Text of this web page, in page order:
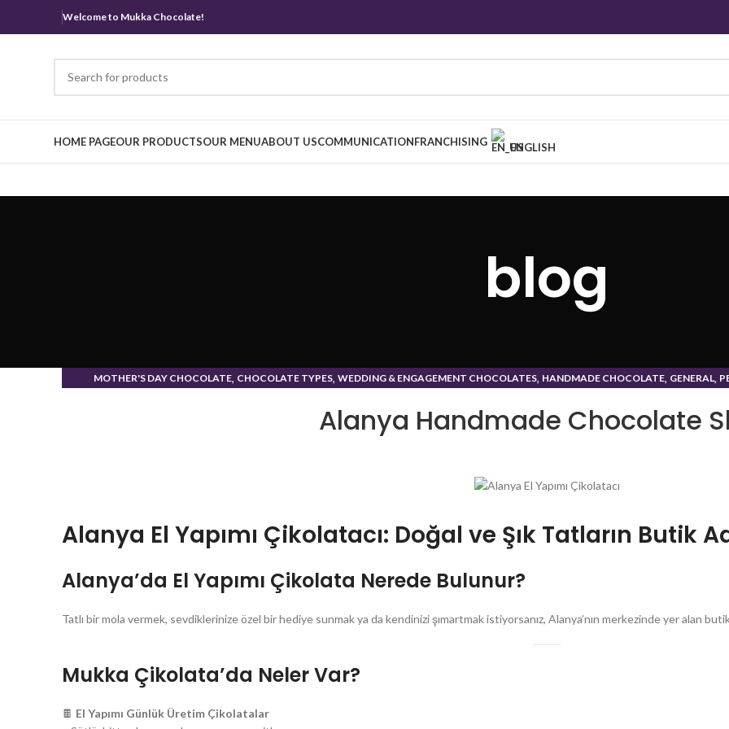
Welcome to Mukka Chocolate!
HOME PAGEOUR PRODUCTSOUR MENUABOUT USCOMMUNICATIONFRANCHISING ENGLISH
blog
MOTHER'S DAY CHOCOLATE, CHOCOLATE TYPES, WEDDING & ENGAGEMENT CHOCOLATES, HANDMADE CHOCOLATE, GENERAL,
Alanya Handmade Chocolate
Alanya El Yapımı Çikolatacı: Doğal ve Şık Tatların Butik
Alanya’da El Yapımı Çikolata Nerede Bulunur?
Tatlı bir mola vermek, sevdiklerinize özel bir hediye sunmak ya da kendinizi şımartmak istiyorsanız, Alanya’nın merkezinde yer alan
Mukka Çikolata’da Neler Var?
🍫 El Yapımı Günlük Üretim Çikolatalar